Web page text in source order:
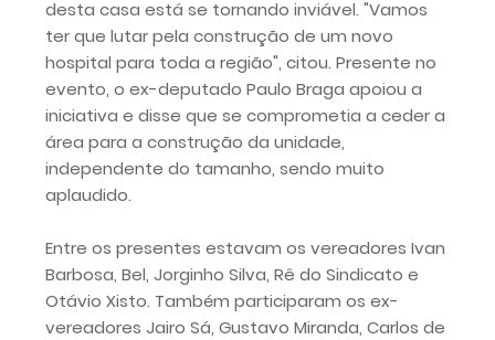
desta casa está se tornando inviável. "Vamos
ter que lutar pela construção de um novo
hospital para toda a região", citou. Presente no
evento, o ex-deputado Paulo Braga apoiou a
iniciativa e disse que se comprometia a ceder a
área para a construção da unidade,
independente do tamanho, sendo muito
aplaudido.
Entre os presentes estavam os vereadores Ivan
Barbosa, Bel, Jorginho Silva, Rê do Sindicato e
Otávio Xisto. Também participaram os ex-
vereadores Jairo Sá, Gustavo Miranda, Carlos de